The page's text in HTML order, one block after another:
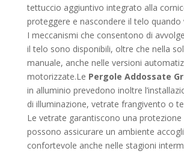
tettuccio aggiuntivo integrato alla
proteggere e nascondere il telo quando
I meccanismi che consentono di
il telo sono disponibili, oltre che nella
manuale, anche nelle versioni
motorizzate.Le Pergole Addossate
in alluminio prevedono inoltre
di illuminazione, vetrate frangivento o
Le vetrate garantiscono una
possono assicurare un ambiente
confortevole anche nelle stagioni